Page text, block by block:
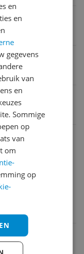
de Nokia T20
en
en
gegevens
van
en
Sommige
op
van
om
op